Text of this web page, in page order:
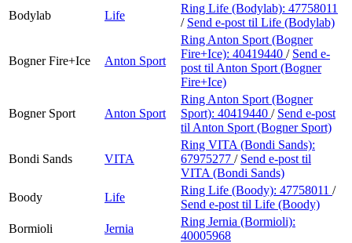
Bodylab
Life
Ring Life (Bodylab): 47758011
/ Send e-post til Life (Bodylab)
Bogner Fire+Ice Anton Sport
Ring Anton Sport (Bogner
Fire+Ice): 40419440 / Send e-
post til Anton Sport (Bogner
Fire+Ice)
Bogner Sport Anton Sport
Ring Anton Sport (Bogner
Sport): 40419440 / Send e-post
til Anton Sport (Bogner Sport)
Bondi Sands VITA
Ring VITA (Bondi Sands):
67975277 / Send e-post til
VITA (Bondi Sands)
Boody
Life
Ring Life (Boody): 47758011 /
Send e-post til Life (Boody)
Bormioli
Jernia
Ring Jernia (Bormioli):
40005968